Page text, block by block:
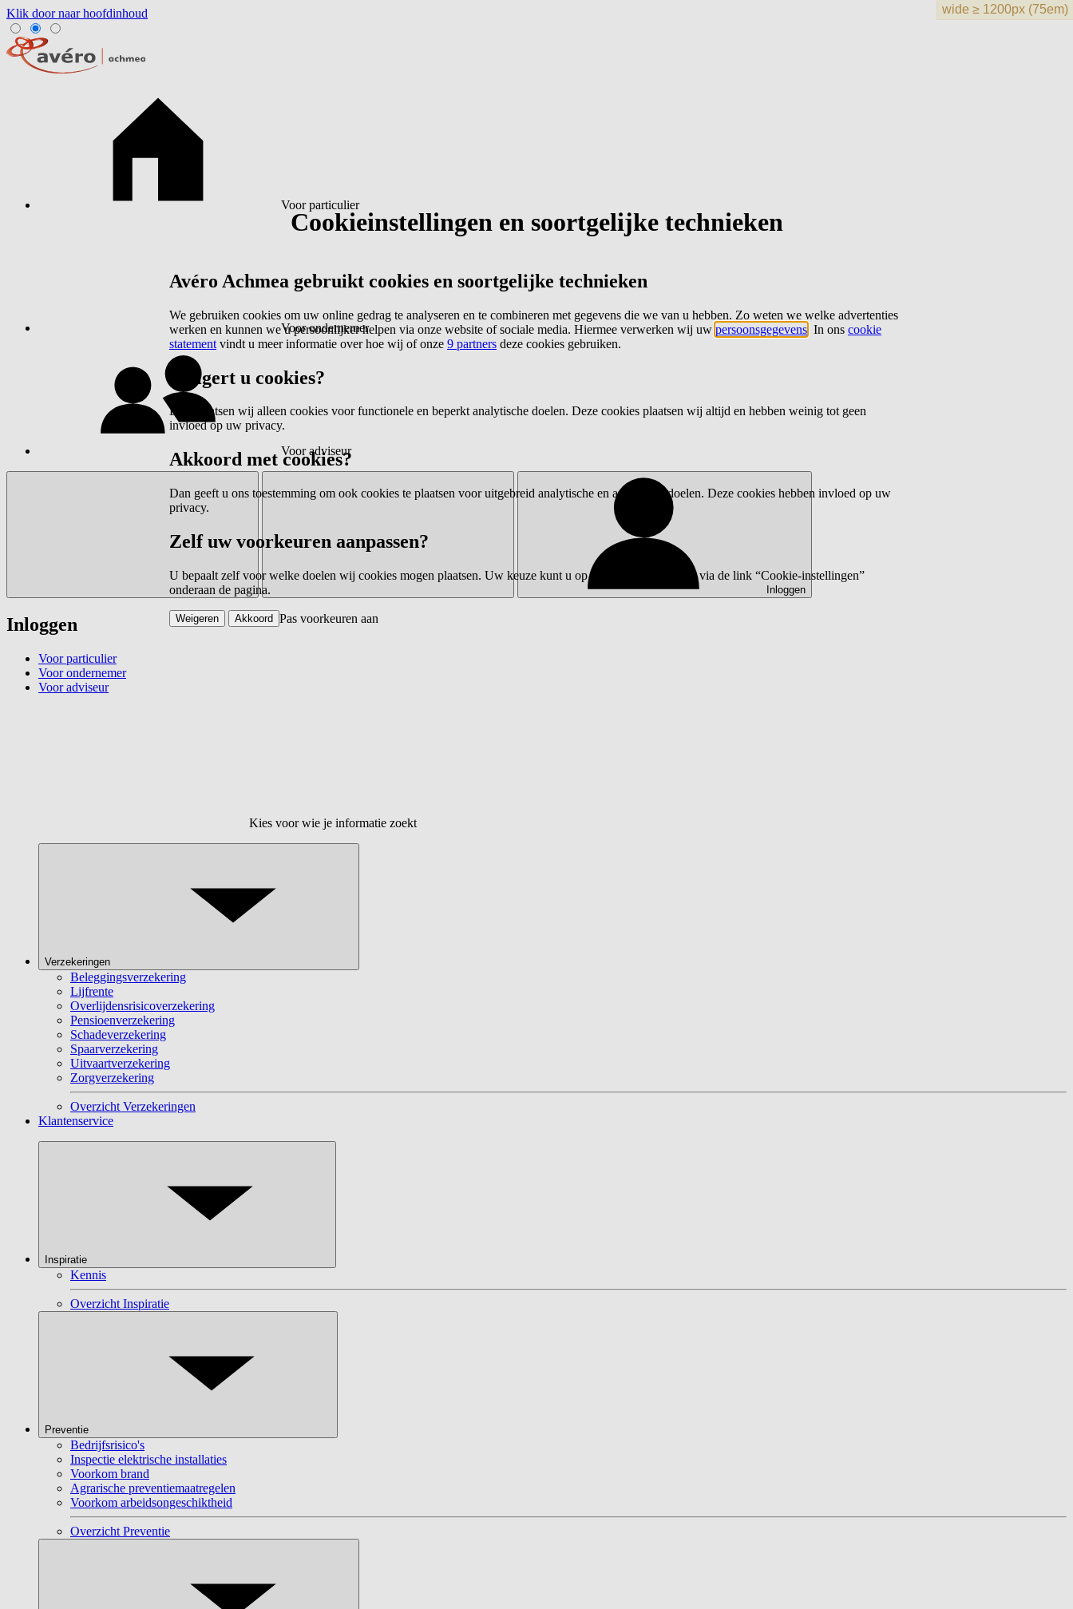
Klik door naar hoofdinhoud
Voor particulier
Voor ondernemer
Voor adviseur
Inloggen
Inloggen
Voor particulier
Voor ondernemer
Voor adviseur
Kies voor wie je informatie zoekt
Verzekeringen
Beleggingsverzekering
Lijfrente
Overlijdensrisicoverzekering
Pensioenverzekering
Schadeverzekering
Spaarverzekering
Uitvaartverzekering
Zorgverzekering
Overzicht Verzekeringen
Klantenservice
Inspiratie
Kennis
Overzicht Inspiratie
Preventie
Bedrijfsrisico's
Inspectie elektrische installaties
Voorkom brand
Agrarische preventiemaatregelen
Voorkom arbeidsongeschiktheid
Overzicht Preventie
Cookieinstellingen en soortgelijke technieken
Avéro Achmea gebruikt cookies en soortgelijke technieken
We gebruiken cookies om uw online gedrag te analyseren en te combineren met gegevens die we van u hebben. Zo weten we welke advertenties
werken en kunnen we u persoonlijker helpen via onze website of sociale media. Hiermee verwerken wij uw persoonsgegevens . In ons cookie
statement vindt u meer informatie over hoe wij of onze 9 partners deze cookies gebruiken.
Weigert u cookies?
Dan plaatsen wij alleen cookies voor functionele en beperkt analytische doelen. Deze cookies plaatsen wij altijd en hebben weinig tot geen
invloed op uw privacy.
Akkoord met cookies?
Dan geeft u ons toestemming om ook cookies te plaatsen voor uitgebreid analytische en advertentiedoelen. Deze cookies hebben invloed op uw
privacy.
Zelf uw voorkeuren aanpassen?
U bepaalt zelf voor welke doelen wij cookies mogen plaatsen. Uw keuze kunt u op elk moment wijzigen via de link “Cookie-instellingen”
onderaan de pagina.
Pas voorkeuren aan
Weigeren Akkoord